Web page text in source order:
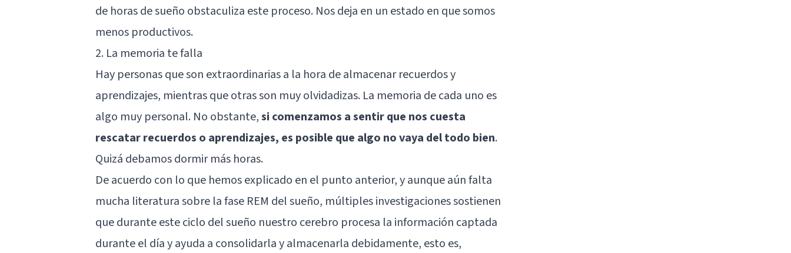
de horas de sueño obstaculiza este proceso. Nos deja en un estado en que somos
menos productivos.
2. La memoria te falla
Hay personas que son extraordinarias a la hora de almacenar recuerdos y
aprendizajes, mientras que otras son muy olvidadizas. La memoria de cada uno es
algo muy personal. No obstante,si comenzamos a sentir que nos cuesta
rescatar recuerdos o aprendizajes, es posible que algo no vaya del todo bien.
Quizá debamos dormir más horas.
De acuerdo con lo que hemos explicado en el punto anterior, y aunque aún falta
mucha literatura sobre lafase REM del sueño, múltiples investigaciones sostienen
que durante este ciclo del sueño nuestro cerebro procesa la información captada
durante el día y ayuda a consolidarla y almacenarla debidamente, esto es,